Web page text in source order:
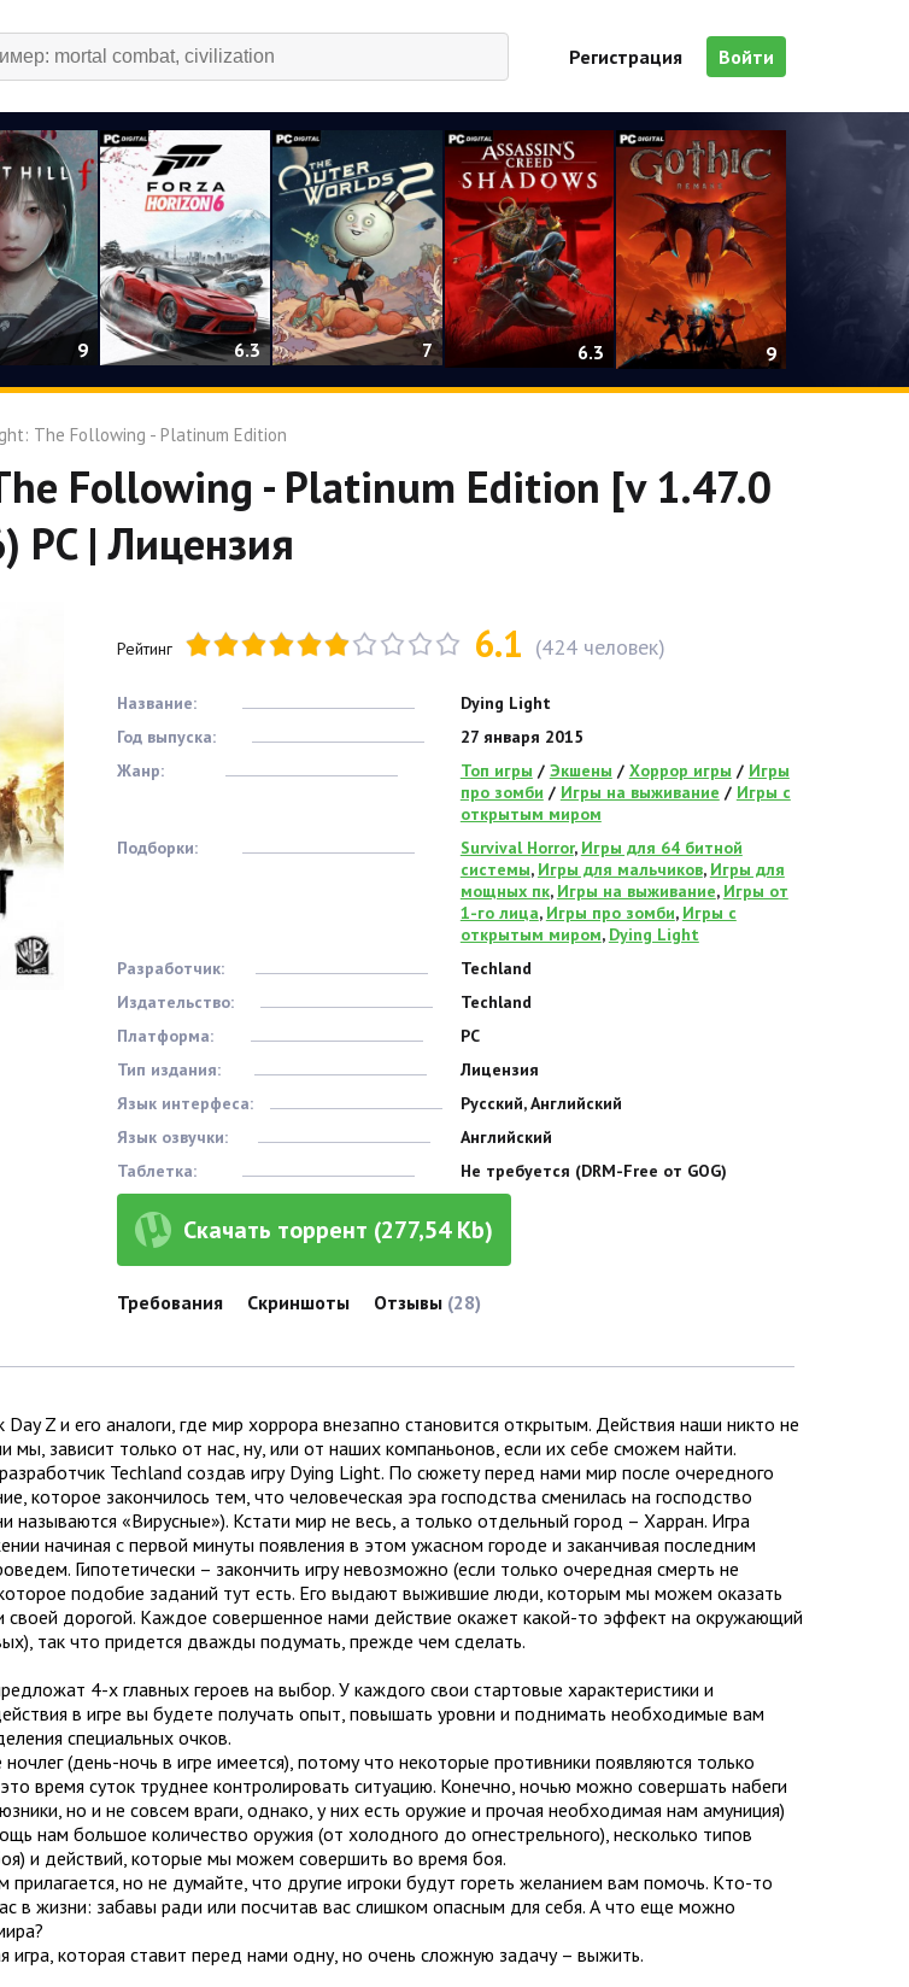
Регистрация Войти
9 6.3 7 6.3 9
The Following - Platinum Edition
Following - Platinum Edition [v 1.47.0
PC | Лицензия
Рейтинг 6.1 (424человек)
Название:
Dying Light
Год выпуска:
27 января 2015
Жанр:
Топ игры / Экшены / Хоррор игры / Игры
про зомби / Игры на выживание / Игры с
открытым миром
Подборки:
Survival Horror, Игры для 64 битной
системы, Игры для мальчиков, Игры для
мощных пк, Игры на выживание, Игры от
1-го лица, Игры про зомби, Игры с
открытым миром, Dying Light
Разработчик:
Techland
Издательство:
Techland
Платформа:
PC
Тип издания:
Лицензия
Язык интерфеса:
Русский, Английский
Язык озвучки:
Английский
Таблетка:
Не требуется (DRM-Free от GOG)
Скачать торрент (277,54 Kb)
Требования Скриншоты Отзывы (28)
Z и его аналоги, где мир хоррора внезапно становится открытым. Действия наши никто не
мы, зависит только от нас, ну, или от наших компаньонов, если их себе сможем найти.
Techland создав игру Dying Light. По сюжету перед нами мир после очередного
которое закончилось тем, что человеческая эра господства сменилась на господство
называются «Вирусные»). Кстати мир не весь, а только отдельный город – Харран. Игра
начиная с первой минуты появления в этом ужасном городе и заканчивая последним
Гипотетически – закончить игру невозможно (если только очередная смерть не
подобие заданий тут есть. Его выдают выжившие люди, которым мы можем оказать
своей дорогой. Каждое совершенное нами действие окажет какой-то эффект на окружающий
так что придется дважды подумать, прежде чем сделать.
4-х главных героев на выбор. У каждого свои стартовые характеристики и
в игре вы будете получать опыт, повышать уровни и поднимать необходимые вам
специальных очков.
(день-ночь в игре имеется), потому что некоторые противники появляются только
время суток труднее контролировать ситуацию. Конечно, ночью можно совершать набеги
но и не совсем враги, однако, у них есть оружие и прочая необходимая нам амуниция)
нам большое количество оружия (от холодного до огнестрельного), несколько типов
и действий, которые мы можем совершить во время боя.
прилагается, но не думайте, что другие игроки будут гореть желанием вам помочь. Кто-то
в жизни: забавы ради или посчитав вас слишком опасным для себя. А что еще можно
которая ставит перед нами одну, но очень сложную задачу – выжить.